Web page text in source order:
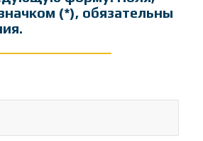
(*), обязательны